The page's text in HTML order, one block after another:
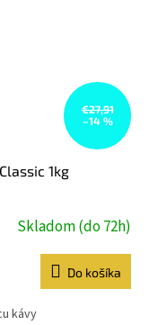
€27,91
–14 %
1kg
Skladom (do 72h)
Do košíka
kávy